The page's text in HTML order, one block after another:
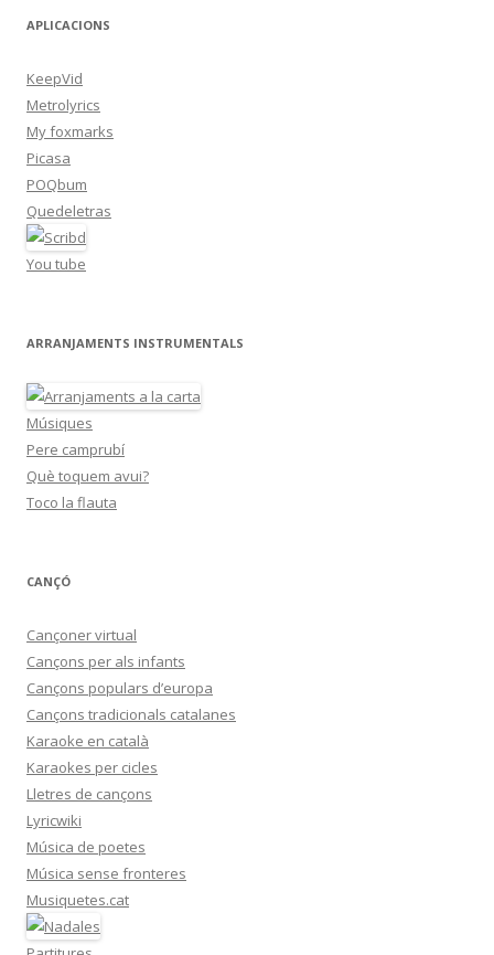
APLICACIONS
KeepVid
Metrolyrics
My foxmarks
Picasa
POQbum
Quedeletras
You tube
ARRANJAMENTS INSTRUMENTALS
Músiques
Pere camprubí
Què toquem avui?
Toco la flauta
CANÇÓ
Cançoner virtual
Cançons per als infants
Cançons populars d’europa
Cançons tradicionals catalanes
Karaoke en català
Karaokes per cicles
Lletres de cançons
Lyricwiki
Música de poetes
Música sense fronteres
Musiquetes.cat